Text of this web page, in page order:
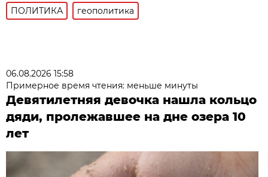
ПОЛИТИКА геополитика
06.08.2026 15:58
Примерное время чтения: меньше минуты
Девятилетняя девочка нашла кольцо
дяди, пролежавшее на дне озера 10
лет